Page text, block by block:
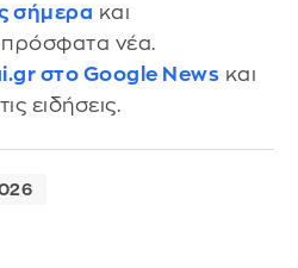
σήμερα και
πρόσφατα νέα.
στο Google News και
ειδήσεις.